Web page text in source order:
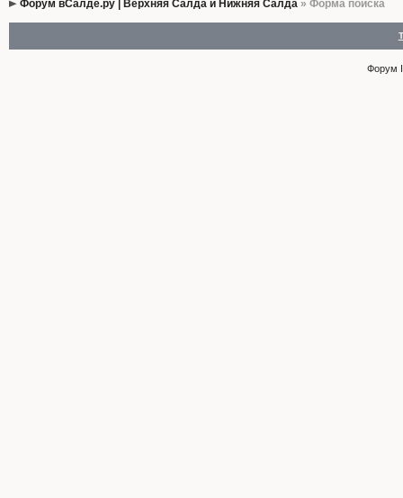
Форум вСалде.ру | Верхняя Салда и Нижняя Салда» Форма поиска
Форум